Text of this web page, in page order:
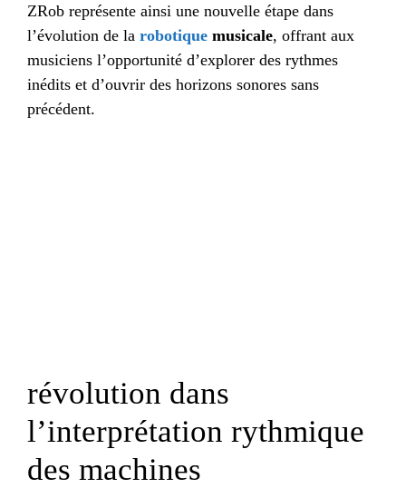
ZRob représente ainsi une nouvelle étape dans
l’évolution de la robotique musicale, offrant aux
musiciens l’opportunité d’explorer des rythmes
inédits et d’ouvrir des horizons sonores sans
précédent.
révolution dans
l’interprétation rythmique
des machines